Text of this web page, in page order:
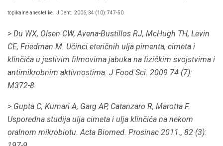
topikalne anestetike. J Dent. 2006, 34 (10): 747-50.
> Du WX, Olsen CW, Avena-Bustillos RJ, McHugh TH, Levin
CE, Friedman M. Učinci eteričnih ulja pimenta, cimeta i
klinčića u jestivim filmovima jabuka na fizičkim svojstvima i
antimikrobnim aktivnostima. J Food Sci. 2009 74 (7):
M372-8.
> Gupta C, Kumari A, Garg AP, Catanzaro R, Marotta F.
Usporedna studija ulja cimeta i ulja klinčića na nekom
oralnom mikrobiotu. Acta Biomed. Prosinac 2011., 82 (3):